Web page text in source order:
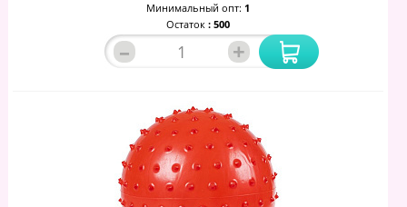
Минимальный опт: 1
Остаток : 500
– +